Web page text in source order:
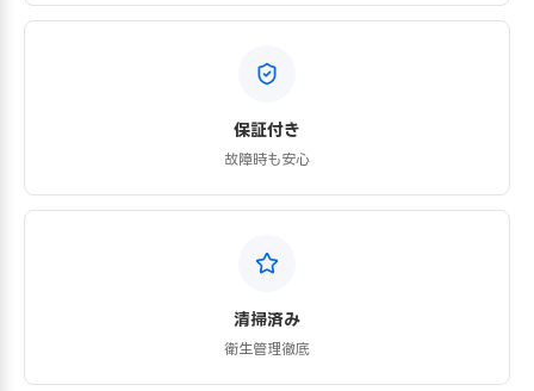
保証付き
故障時も安心
清掃済み
衛生管理徹底